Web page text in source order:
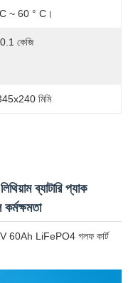
~ 60 ° C।
কেজি
মিমি
ব্যাটারি প্যাক
60Ah LiFePO4 গলফ কার্ট